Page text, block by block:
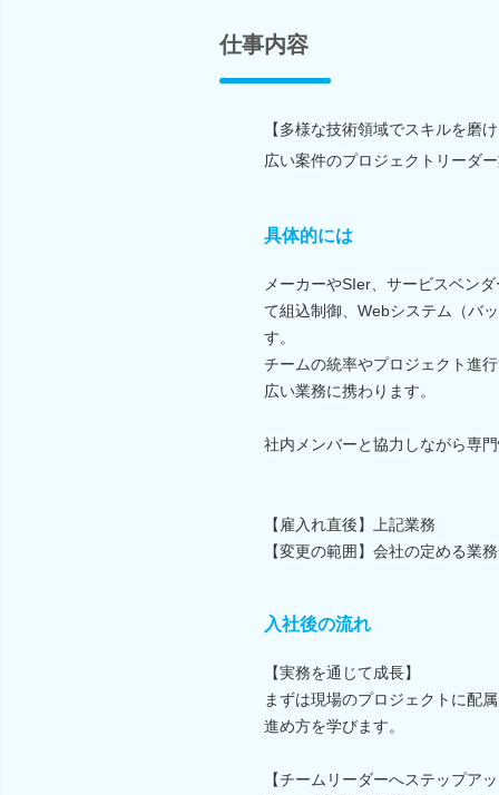
仕事内容
【多様な技術領域でスキルを磨
広い案件のプロジェクトリーダ
具体的には
メーカーやSIer、サービスベン
て組込制御、Webシステム（バ
す。
チームの統率やプロジェクト進
広い業務に携わります。
社内メンバーと協力しながら専
【雇入れ直後】上記業務
【変更の範囲】会社の定める業
入社後の流れ
【実務を通じて成長】
まずは現場のプロジェクトに配
進め方を学びます。
【チームリーダーへステップア